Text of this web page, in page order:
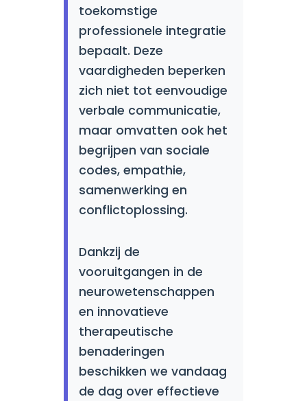
toekomstige
professionele integratie
bepaalt. Deze
vaardigheden beperken
zich niet tot eenvoudige
verbale communicatie,
maar omvatten ook het
begrijpen van sociale
codes, empathie,
samenwerking en
conflictoplossing.
Dankzij de
vooruitgangen in de
neurowetenschappen
en innovatieve
therapeutische
benaderingen
beschikken we vandaag
de dag over effectieve